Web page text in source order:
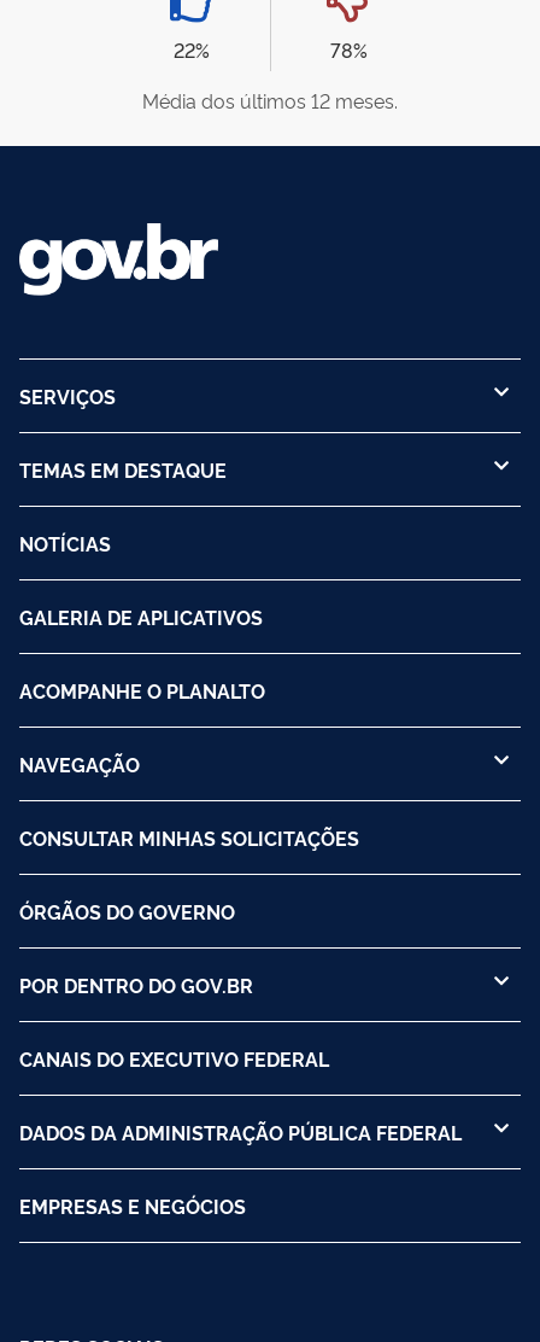
22%
78%
Média dos últimos 12 meses.
SERVIÇOS
TEMAS EM DESTAQUE
NOTÍCIAS
GALERIA DE APLICATIVOS
ACOMPANHE O PLANALTO
NAVEGAÇÃO
CONSULTAR MINHAS SOLICITAÇÕES
ÓRGÃOS DO GOVERNO
POR DENTRO DO GOV.BR
CANAIS DO EXECUTIVO FEDERAL
DADOS DA ADMINISTRAÇÃO PÚBLICA FEDERAL
EMPRESAS E NEGÓCIOS